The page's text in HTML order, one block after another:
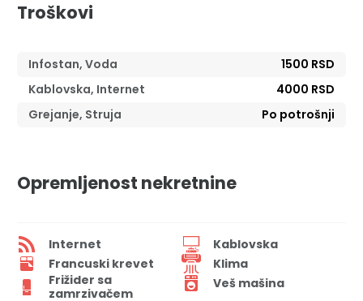
Troškovi
Infostan, Voda
1500 RSD
Kablovska, Internet
4000 RSD
Grejanje, Struja
Po potrošnji
Opremljenost nekretnine
Internet
Kablovska
Francuski krevet
Klima
Frižider sa
zamrzivačem
Veš mašina